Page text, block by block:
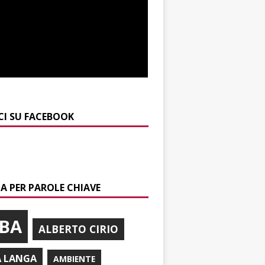
SU FACEBOOK
PER PAROLE CHIAVE
ALBERTO CIRIO
LANGA AMBIENTE